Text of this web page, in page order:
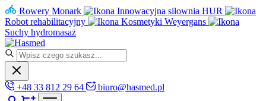
Rowery Monark
Innowacyjna siłownia HUR
Robot rehabilitacyjny
Kosmetyki Weyergans
Suchy hydromasaż
+48 33 812 29 64 biuro@hasmed.pl